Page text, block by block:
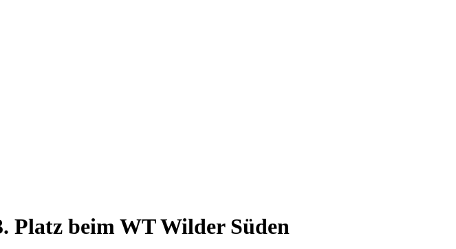
Platz beim WT Wilder Süden